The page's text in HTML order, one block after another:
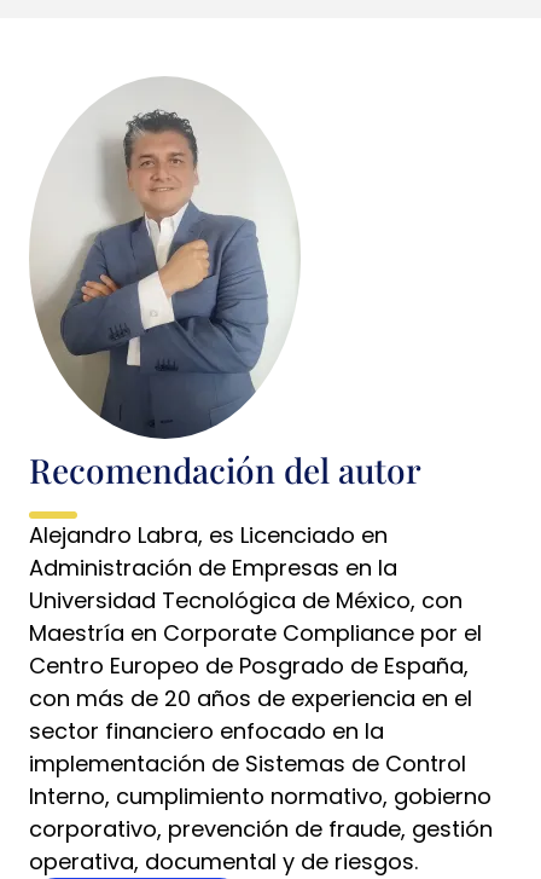
Recomendación del autor
Alejandro Labra, es Licenciado en
Administración de Empresas en la
Universidad Tecnológica de México, con
Maestría en Corporate Compliance por el
Centro Europeo de Posgrado de España,
con más de 20 años de experiencia en el
sector financiero enfocado en la
implementación de Sistemas de Control
Interno, cumplimiento normativo, gobierno
corporativo, prevención de fraude, gestión
operativa, documental y de riesgos.